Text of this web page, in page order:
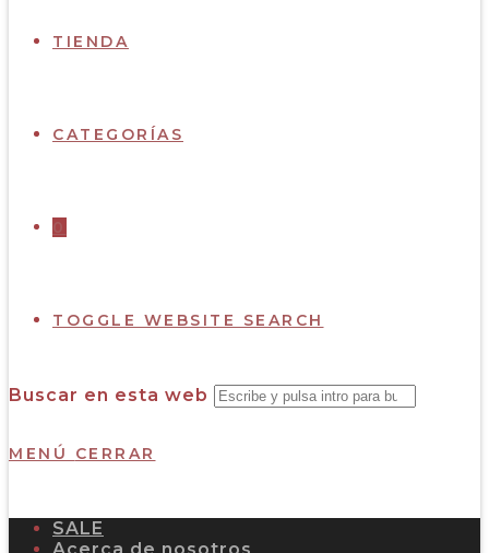
TIENDA
CATEGORÍAS
0
TOGGLE WEBSITE SEARCH
Buscar en esta web
MENÚ CERRAR
SALE